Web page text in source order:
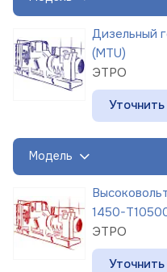
Дизельный
(MTU)
ЭТРО
Модель
1450-
ЭТРО